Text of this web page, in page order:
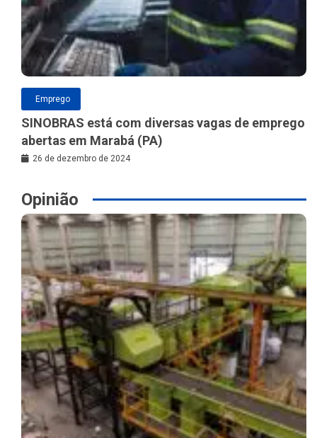
Emprego
SINOBRAS está com diversas vagas de emprego
abertas em Marabá (PA)
26 de dezembro de 2024
Opinião